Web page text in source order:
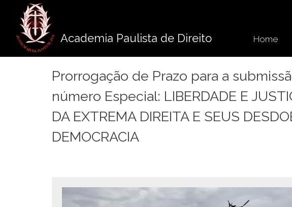
conteúdo
Academia Paulista de Direito Home
Prorrogação de Prazo para a
número Especial: LIBERDADE E
DA EXTREMA DIREITA E SEUS
DEMOCRACIA